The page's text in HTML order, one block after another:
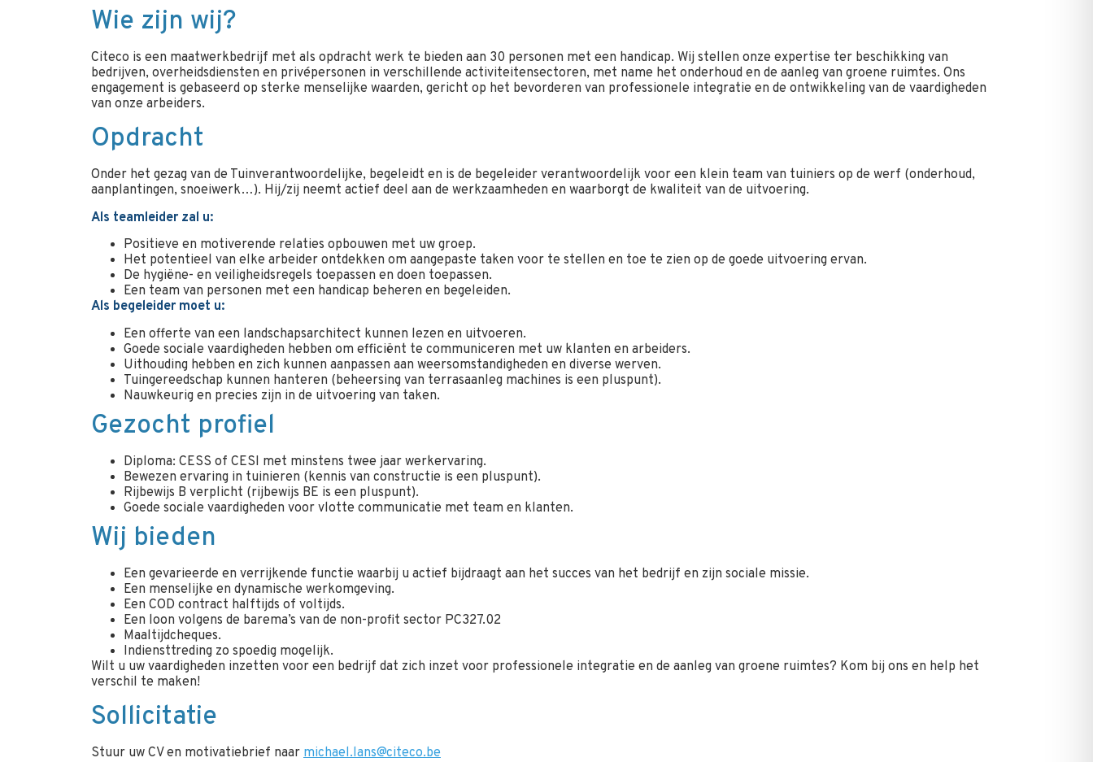
Wie zijn wij?
Citeco is een maatwerkbedrijf met als opdracht werk te bieden aan 30 personen met een handicap. Wij stellen onze expertise ter beschikking van
bedrijven, overheidsdiensten en privépersonen in verschillende activiteitensectoren, met name het onderhoud en de aanleg van groene ruimtes. Ons
engagement is gebaseerd op sterke menselijke waarden, gericht op het bevorderen van professionele integratie en de ontwikkeling van de vaardigheden
van onze arbeiders.
Opdracht
Onder het gezag van de Tuinverantwoordelijke, begeleidt en is de begeleider verantwoordelijk voor een klein team van tuiniers op de werf (onderhoud,
aanplantingen, snoeiwerk…). Hij/zij neemt actief deel aan de werkzaamheden en waarborgt de kwaliteit van de uitvoering.
Als teamleider zal u:
Positieve en motiverende relaties opbouwen met uw groep.
Het potentieel van elke arbeider ontdekken om aangepaste taken voor te stellen en toe te zien op de goede uitvoering ervan.
De hygiëne- en veiligheidsregels toepassen en doen toepassen.
Een team van personen met een handicap beheren en begeleiden.
Als begeleider moet u:
Een offerte van een landschapsarchitect kunnen lezen en uitvoeren.
Goede sociale vaardigheden hebben om efficiënt te communiceren met uw klanten en arbeiders.
Uithouding hebben en zich kunnen aanpassen aan weersomstandigheden en diverse werven.
Tuingereedschap kunnen hanteren (beheersing van terrasaanleg machines is een pluspunt).
Nauwkeurig en precies zijn in de uitvoering van taken.
Gezocht profiel
Diploma: CESS of CESI met minstens twee jaar werkervaring.
Bewezen ervaring in tuinieren (kennis van constructie is een pluspunt).
Rijbewijs B verplicht (rijbewijs BE is een pluspunt).
Goede sociale vaardigheden voor vlotte communicatie met team en klanten.
Wij bieden
Een gevarieerde en verrijkende functie waarbij u actief bijdraagt aan het succes van het bedrijf en zijn sociale missie.
Een menselijke en dynamische werkomgeving.
Een COD contract halftijds of voltijds.
Een loon volgens de barema’s van de non-profit sector PC327.02
Maaltijdcheques.
Indiensttreding zo spoedig mogelijk.
Wilt u uw vaardigheden inzetten voor een bedrijf dat zich inzet voor professionele integratie en de aanleg van groene ruimtes? Kom bij ons en help het
verschil te maken!
Sollicitatie
Stuur uw CV en motivatiebrief naar michael.lans@citeco.be